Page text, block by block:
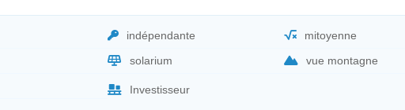
indépendante
mitoyenne
solarium
vue montagne
Investisseur